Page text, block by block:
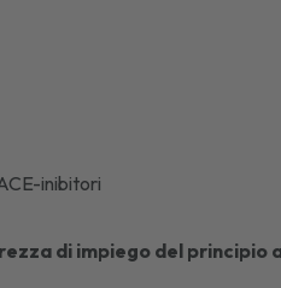
inibitori
di impiego del principio